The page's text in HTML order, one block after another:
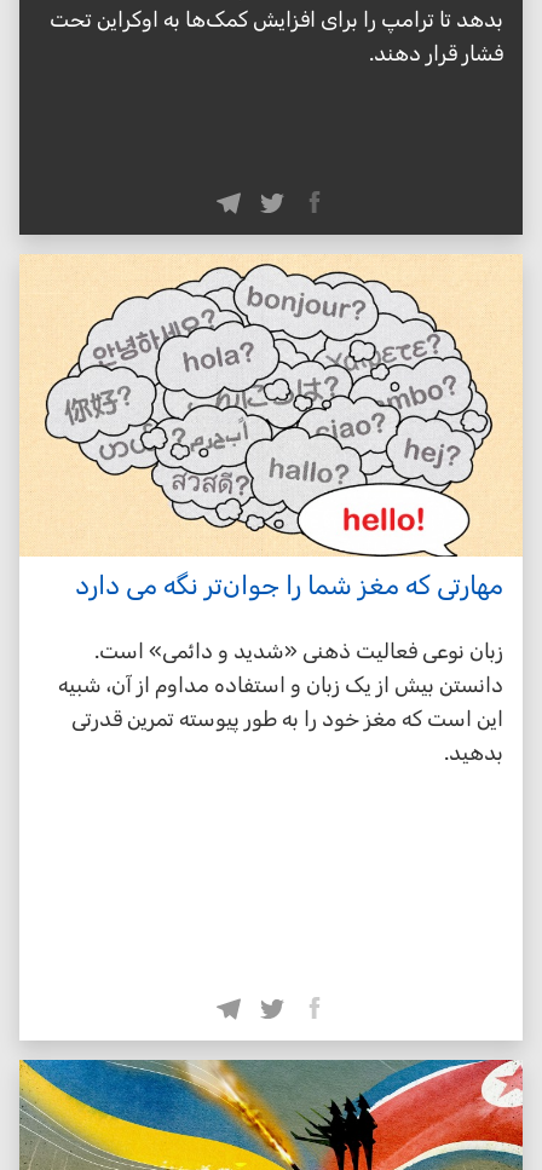
بدهد تا ترامپ را برای افزایش کمک‌ها به اوکراین تحت
فشار قرار دهند.
مهارتی که مغز شما را جوان‌تر نگه می دارد
زبان نوعی فعالیت ذهنی «شدید و دائمی» است.
دانستن بیش از یک زبان و استفاده مداوم از آن، شبیه
این است که مغز خود را به طور پیوسته تمرین قدرتی
بدهید.